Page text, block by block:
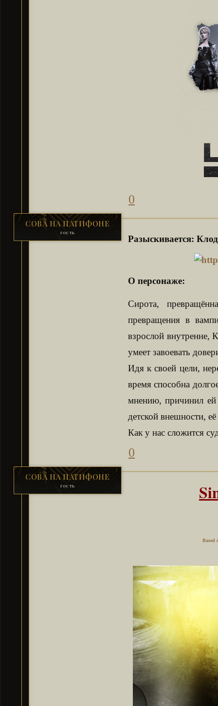
0
СОВА НА ПАТИФОНЕ
гость
Разыскивается:
О персонаже:
Сирота,
превращения в
взрослой внутренне,
умеет завоевать
Идя к своей цели,
время способна
мнению, причинил ей
детской внешности,
Как у нас сложится
0
СОВА НА ПАТИФОНЕ
гость
Based